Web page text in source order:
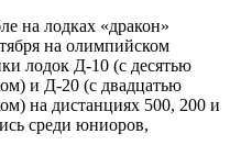
на лодках «дракон»
на олимпийском
лодок Д-10 (с десятью
и Д-20 (с двадцатью
на дистанциях 500, 200 и
среди юниоров,